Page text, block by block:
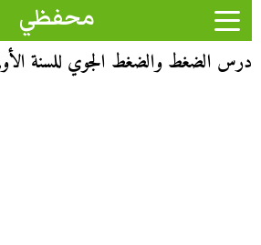
محفظي
درس الضغط والضغط الجوي للسنة